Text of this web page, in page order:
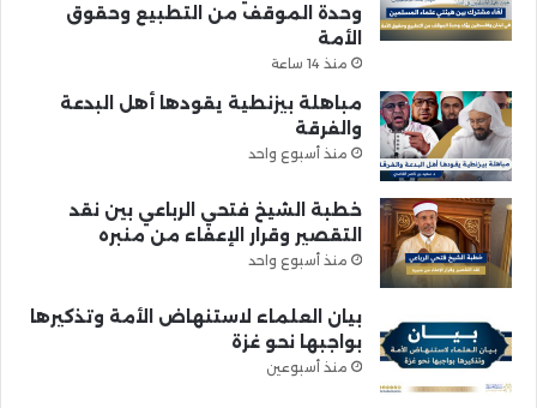
وحدة الموقف من التطبيع وحقوق
الأمة
منذ 14 ساعة
مباهلة بيزنطية يقودها أهل البدعة
والفرقة
منذ أسبوع واحد
خطبة الشيخ فتحي الرباعي بين نقد
التقصير وقرار الإعفاء من منبره
منذ أسبوع واحد
بيان العلماء لاستنهاض الأمة وتذكيرها
بواجبها نحو غزة
منذ أسبوعين